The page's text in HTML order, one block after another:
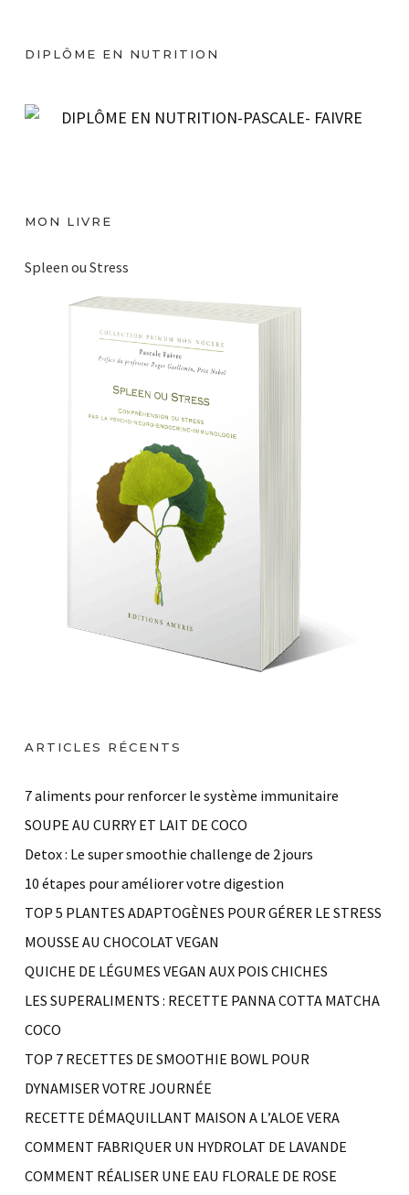
é
DIPLÔME EN NUTRITION
MON LIVRE
Spleen ou Stress
ARTICLES RÉCENTS
7 aliments pour renforcer le système immunitaire
SOUPE AU CURRY ET LAIT DE COCO
Detox : Le super smoothie challenge de 2 jours
10 étapes pour améliorer votre digestion
TOP 5 PLANTES ADAPTOGÈNES POUR GÉRER LE STRESS
MOUSSE AU CHOCOLAT VEGAN
QUICHE DE LÉGUMES VEGAN AUX POIS CHICHES
LES SUPERALIMENTS : RECETTE PANNA COTTA MATCHA
COCO
TOP 7 RECETTES DE SMOOTHIE BOWL POUR
DYNAMISER VOTRE JOURNÉE
RECETTE DÉMAQUILLANT MAISON A L’ALOE VERA
COMMENT FABRIQUER UN HYDROLAT DE LAVANDE
COMMENT RÉALISER UNE EAU FLORALE DE ROSE